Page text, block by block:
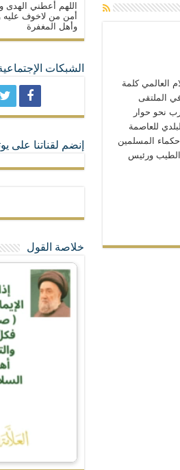
تفرق بينهم أعراق و ألوان و لا تمنحهم
العالمي كلمة
الملتقى
نحو حوار
للعاصمة
المسلمين
الطيب ورئيس
اللهم أعطني الهدى
أمن من لاخوف عليه
وأهل المغفرة
الشبكات
إنضم لقناتنا على
خلاصة القول